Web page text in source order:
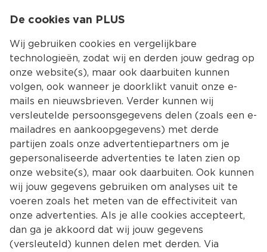
Kies jouw
Terug Producten
De cookies van PLUS
Wij gebruiken cookies en vergelijkbare
technologieën, zodat wij en derden jouw gedrag op
onze website(s), maar ook daarbuiten kunnen
volgen, ook wanneer je doorklikt vanuit onze e-
mails en nieuwsbrieven. Verder kunnen wij
versleutelde persoonsgegevens delen (zoals een e-
mailadres en aankoopgegevens) met derde
partijen zoals onze advertentiepartners om je
gepersonaliseerde advertenties te laten zien op
onze website(s), maar ook daarbuiten. Ook kunnen
wij jouw gegevens gebruiken om analyses uit te
voeren zoals het meten van de effectiviteit van
onze advertenties. Als je alle cookies accepteert,
dan ga je akkoord dat wij jouw gegevens
(versleuteld) kunnen delen met derden. Via